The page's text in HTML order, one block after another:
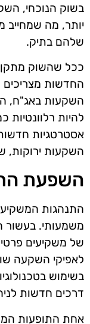
בשוק הנוכחי,
יותר, מה
שלהם בתיק.
ככל שהשוק מתקן
החדשות מצריכים
השקעות באג"ח,
להיות רלוונטיות
אסטרטגיות
השקעות ירוקות,
השפעת
התנהגות
משמעותי. בעשור
של משקיעים
לאפיקי השקעה
בשימוש
דרכים חדשות
אחת התופעות